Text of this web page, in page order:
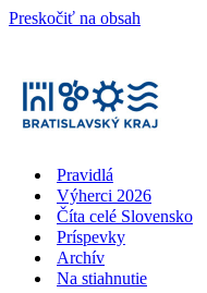
Preskočiť na obsah
Pravidlá
Výherci 2026
Číta celé Slovensko
Príspevky
Archív
Na stiahnutie